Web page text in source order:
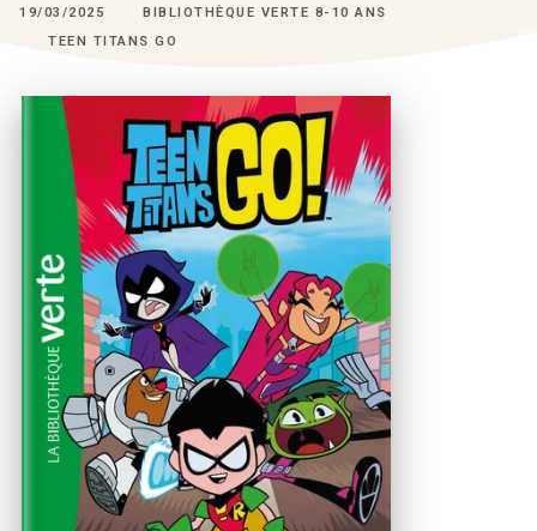
19/03/2025
BIBLIOTHÈQUE VERTE 8-10 ANS
TEEN TITANS GO